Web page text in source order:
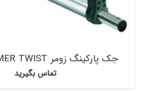
جک پارکینگ زومر SOMMER TWIST آلمان
تماس بگیرید